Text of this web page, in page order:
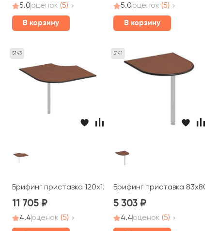
5.0оценок (5)
В корзину
5.0оценок (5)
В корзину
5143
Брифинг приставка 120x120x2,5 Дин-Р
11 705
4.4оценок (5)
5141
Брифинг приставка
5 303
4.4оценок (5)